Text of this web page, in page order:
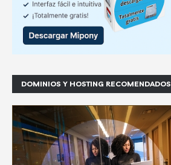
DOMINIOS Y HOSTING RECOMENDADOS